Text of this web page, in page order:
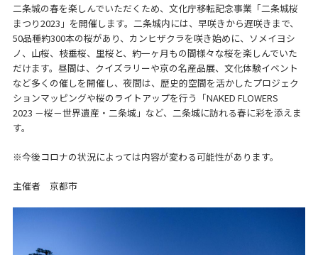
二条城の春を楽しんでいただくため、文化庁移転記念事業「二条城桜
まつり2023」を開催します。二条城内には、早咲きから遅咲きまで、
50品種約300本の桜があり、カンヒザクラを咲き始めに、ソメイヨシ
ノ、山桜、枝垂桜、里桜と、約一ヶ月もの間様々な桜を楽しんでいた
だけます。昼間は、クイズラリーや京の名産品展、文化体験イベント
など多くの催しを開催し、夜間は、歴史的空間を活かしたプロジェク
ションマッピングや桜のライトアップを行う「NAKED FLOWERS
2023 －桜－世界遺産・二条城」など、二条城に訪れる春に彩を添えま
す。
※今後コロナの状況によっては内容が変わる可能性があります。
主催者 京都市